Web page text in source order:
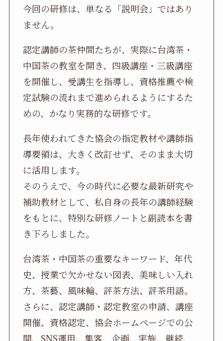
今回の研修は、単なる「説明会」ではあり
ません。
認定講師の茶仲間たちが、実際に台湾茶・
中国茶の教室を開き、四級講座・三級講座
を開催し、受講生を指導し、資格推薦や検
定試験の流れまで進められるようにするた
めの、かなり実務的な研修です。
長年使われてきた協会の指定教材や講師指
導要領は、大きく改訂せず、そのまま大切
に活用します。
そのうえで、今の時代に必要な最新研究や
補助教材として、私自身の長年の講師経験
をもとに、特別な研修ノートと副読本を書
き下ろしました。
台湾茶・中国茶の重要なキーワード、年代
史、授業で欠かせない図表、美味しい入れ
方、茶藝、風味輪、評茶方法、評茶用語。
さらに、認定講師・認定教室の申請、講座
開催、資格認定、協会ホームページでの公
開、SNS運用、集客、企画、実施、継続、